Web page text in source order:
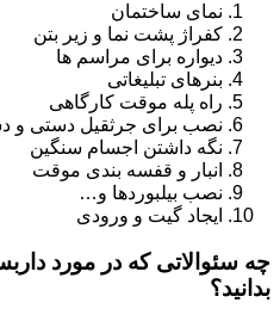
نمای ساختمان
کفراژ پشت نما و زیر بتن
دیواره برای مراسم ها
بنرهای تبلیغاتی
راه پله موقت کارگاهی
نصب برای جرثقیل دستی و
نگه داشتن اجسام سنگین
انبار و قفسه بندی موقت
نصب بیلبوردها و…
ایجاد گیت و ورودی
چه سئوالاتی که در مورد
بدانید؟